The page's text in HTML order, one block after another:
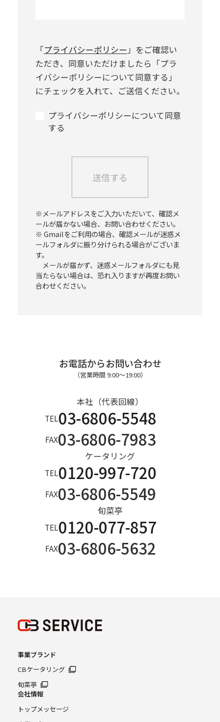
「プライバシーポリシー 」をご確認い
ただき、同意いただけましたら 「プラ
イバシーポリシーについて同意する」
にチェックを入れて、ご送信ください。
プライバシーポリシーについて同意
する
※メールアドレスをご入力いただいて、確認メ
ールが届かない場合、お問い合わせください。
※ Gmailをご利用の場合、確認メールが迷惑メ
ールフォルダに振り分けられる場合がございま
す。
メールが届かず、迷惑メールフォルダにも見
当たらない場合は、恐れ入りますが再度お問い
合わせください。
の
フ
ィ
ー
ド
は
お電話からお問い合わせ
（営業時間 9:00～19:00）
本社（代表回線）
TEL03-6806-5548
FAX03-6806-7983
ケータリング
TEL0120-997-720
FAX03-6806-5549
旬菜亭
TEL0120-077-857
FAX03-6806-5632
事業ブランド
CBケータリング
旬菜亭
会社情報
トップメッセージ